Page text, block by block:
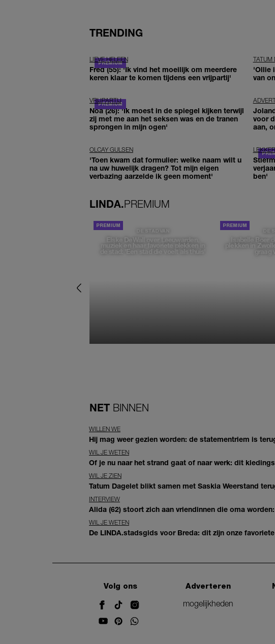
TRENDING
LIEVE HELEEN
Fred (55): 'Ik vind het moeilijk om meerdere
keren klaar te komen tijdens een vrijpartij'
TATUM
'Ollie
van
VRIJPARTIJ
Noa (26): 'Ik moest in de spiegel kijken terwijl
zij met me aan het seksen was en de tranen
sprongen in mijn ogen'
voor
aan,
OLCAY GULSEN
'Toen kwam dat formulier: welke naam wilt u
na uw huwelijk dragen? Tot mijn eigen
verbazing aarzelde ik geen moment'
ben'
LINDA.PREMIUM
DE STAD VAN
Elske DeWall over Leeuwarden,
muziek en haar favoriete plekken in
de stad: 'Een stad die voelt als thuis'
DE
Isabelle Boer
plekken in
graag
NET BINNEN
WILLEN WE
Hij mag weer gezien worden: de statementriem is
WIL JE WETEN
Of je nu naar het strand gaat of naar werk: dit
WIL JE ZIEN
Tatum Dagelet blikt samen met Saskia Weerstand
INTERVIEW
Alida (62) stoort zich aan vriendinnen die oma
WIL JE WETEN
De LINDA.stadsgids voor Breda: dit zijn onze
Volg ons
Adverteren
mogelijkheden